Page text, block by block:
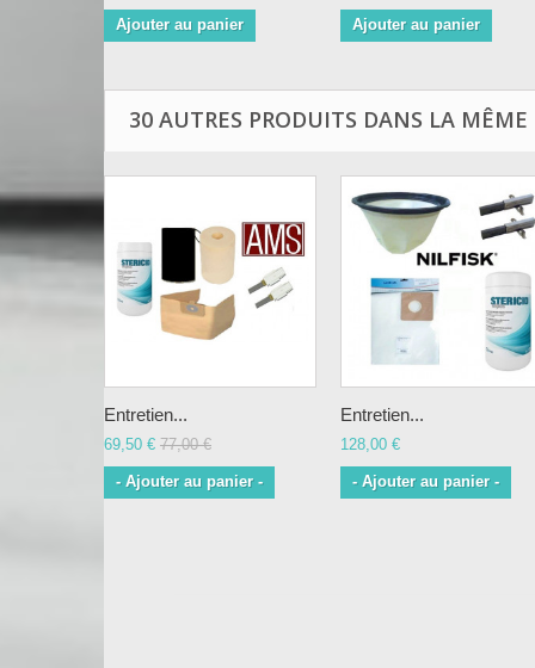
Ajouter au panier Ajouter au panier
30 AUTRES PRODUITS DANS LA MÊME
Entretien...
69,50 € 77,00 €
- Ajouter au panier -
Entretien...
128,00 €
- Ajouter au panier -